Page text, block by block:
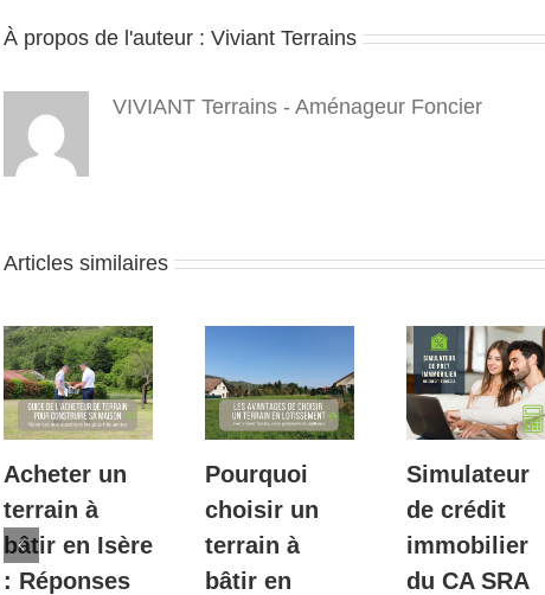
À propos de l'auteur : Viviant Terrains
VIVIANT Terrains - Aménageur Foncier
Articles similaires
Acheter un
terrain à
bâtir en Isère
: Réponses
Pourquoi
choisir un
terrain à
bâtir en
Simulateur
de crédit
immobilier
du CA SRA